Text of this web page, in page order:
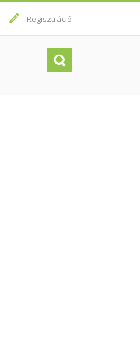
Regisztráció